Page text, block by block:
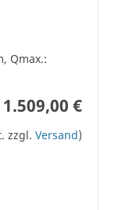
Qmax.:
1.509,00 €
zzgl. Versand)